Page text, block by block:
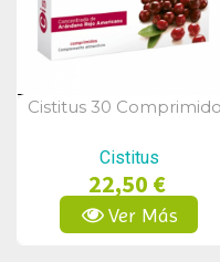
Vista Rápida
Cistitus 30
Cistitus
22,50 €
Ver Más